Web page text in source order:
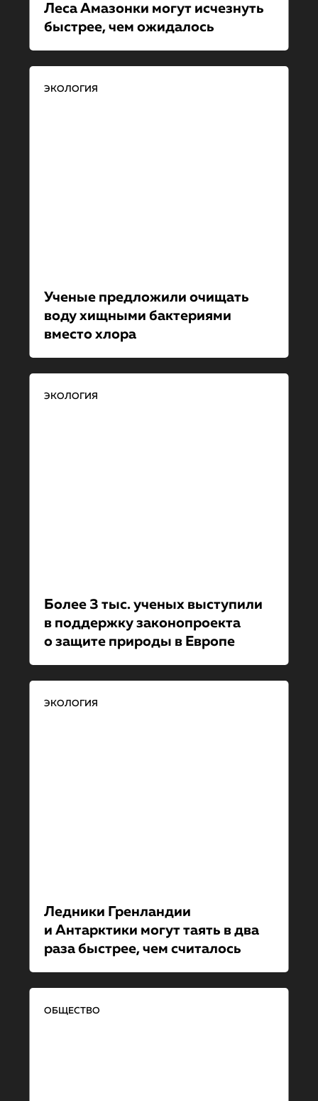
Леса Амазонки могут исчезнуть
быстрее, чем ожидалось
ЭКОЛОГИЯ
Ученые предложили очищать
воду хищными бактериями
вместо хлора
ЭКОЛОГИЯ
Более 3 тыс. ученых выступили
в поддержку законопроекта
о защите природы в Европе
ЭКОЛОГИЯ
Ледники Гренландии
и Антарктики могут таять в два
раза быстрее, чем считалось
ОБЩЕСТВО